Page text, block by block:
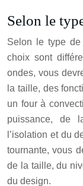
Selon le
Selon le type
choix sont
ondes, vous
la taille, des
un four à
puissance, de
l’isolation et du
tournante, vous
de la taille, du
du design.